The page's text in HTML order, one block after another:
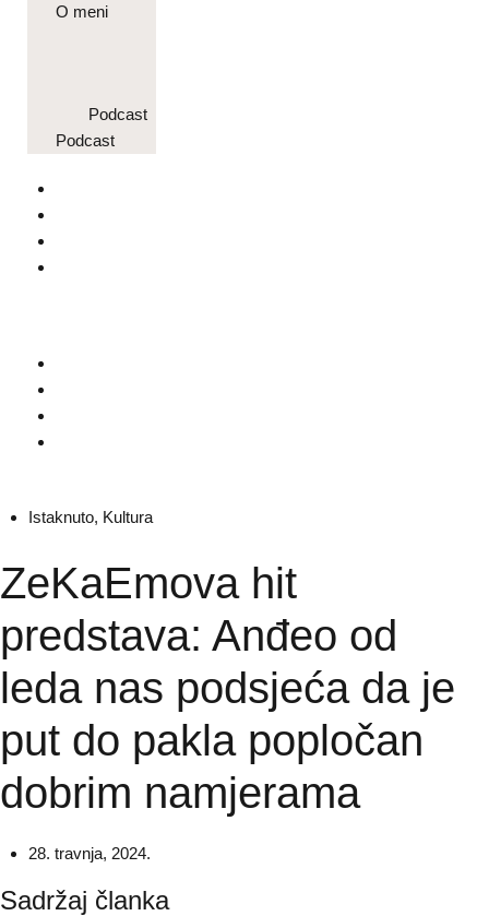
O meni
Podcast
Podcast
Istaknuto, Kultura
ZeKaEmova hit
predstava: Anđeo od
leda nas podsjeća da je
put do pakla popločan
dobrim namjerama
28. travnja, 2024.
Sadržaj članka